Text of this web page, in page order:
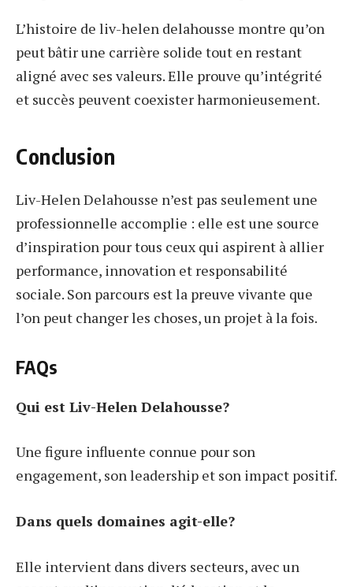
L’histoire de liv-helen delahousse montre qu’on
peut bâtir une carrière solide tout en restant
aligné avec ses valeurs. Elle prouve qu’intégrité
et succès peuvent coexister harmonieusement.
Conclusion
Liv-Helen Delahousse n’est pas seulement une
professionnelle accomplie : elle est une source
d’inspiration pour tous ceux qui aspirent à allier
performance, innovation et responsabilité
sociale. Son parcours est la preuve vivante que
l’on peut changer les choses, un projet à la fois.
FAQs
Qui est Liv-Helen Delahousse?
Une figure influente connue pour son
engagement, son leadership et son impact positif.
Dans quels domaines agit-elle?
Elle intervient dans divers secteurs, avec un